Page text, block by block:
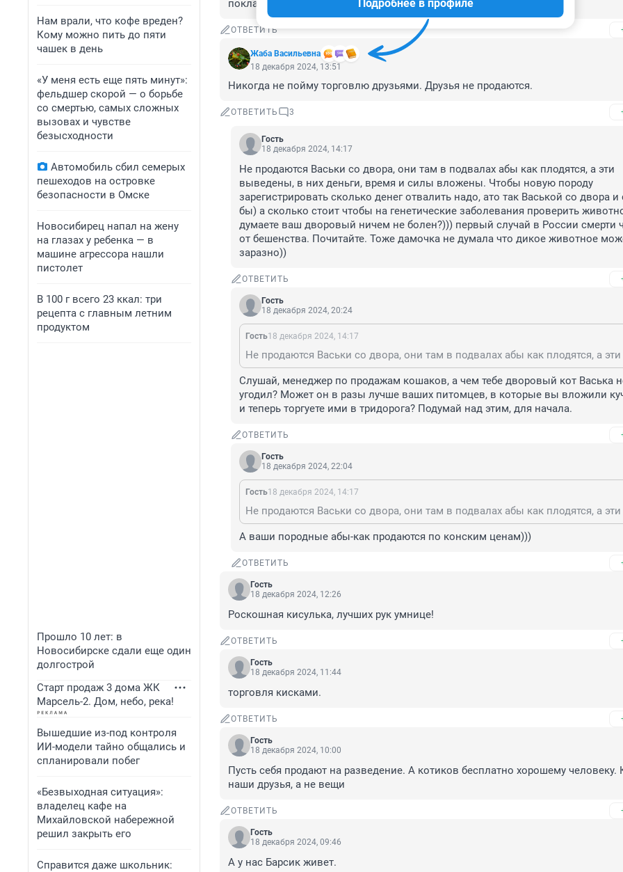
Нам врали, что кофе вреден?
Кому можно пить до пяти
чашек в день
«У меня есть еще пять минут»:
фельдшер скорой — о борьбе
со смертью, самых сложных
вызовах и чувстве
безысходности
Автомобиль сбил семерых
пешеходов на островке
безопасности в Омске
Новосибирец напал на жену
на глазах у ребенка — в
машине агрессора нашли
пистолет
В 100 г всего 23 ккал: три
рецепта с главным летним
продуктом
Прошло 10 лет: в
Новосибирске сдали еще один
долгострой
Старт продаж 3 дома ЖК
Марсель-2. Дом, небо, река!
Вышедшие из-под контроля
ИИ-модели тайно общались и
спланировали побег
«Безвыходная ситуация»:
владелец кафе на
Михайловской набережной
решил закрыть его
Справится даже школьник:
покладистостью не блещет)
ОТВЕТИТЬ
Жаба Васильевна
Подробнее в профиле
18 декабря 2024, 13:51
Никогда не пойму торговлю друзьями. Друзья не продаются.
ОТВЕТИТЬ 3
Гость
18 декабря 2024, 14:17
Не продаются Васьки со двора, они там в подвалах абы как плодятся, а эти
выведены, в них деньги, время и силы вложены. Чтобы новую породу
зарегистрировать сколько денег отвалить надо, ато так Васькой со двора и
бы) а сколько стоит чтобы на генетические заболевания проверить
думаете ваш дворовый ничем не болен?))) первый случай в России смерти
от бешенства. Почитайте. Тоже дамочка не думала что дикое животное
заразно))
ОТВЕТИТЬ
Гость
18 декабря 2024, 20:24
Гость18 декабря 2024, 14:17
Слушай, менеджер по продажам кошаков, а чем тебе дворовый кот Васька
угодил? Может он в разы лучше ваших питомцев, в которые вы вложили
и теперь торгуете ими в тридорога? Подумай над этим, для начала.
ОТВЕТИТЬ
Гость
18 декабря 2024, 22:04
Гость18 декабря 2024, 14:17
А ваши породные абы-как продаются по конским ценам)))
ОТВЕТИТЬ
Гость
18 декабря 2024, 12:26
Роскошная кисулька, лучших рук умнице!
ОТВЕТИТЬ
Гость
18 декабря 2024, 11:44
торговля кисками.
ОТВЕТИТЬ
Гость
18 декабря 2024, 10:00
Пусть себя продают на разведение. А котиков бесплатно хорошему человеку.
наши друзья, а не вещи
ОТВЕТИТЬ
Гость
18 декабря 2024, 09:46
А у нас Барсик живет.